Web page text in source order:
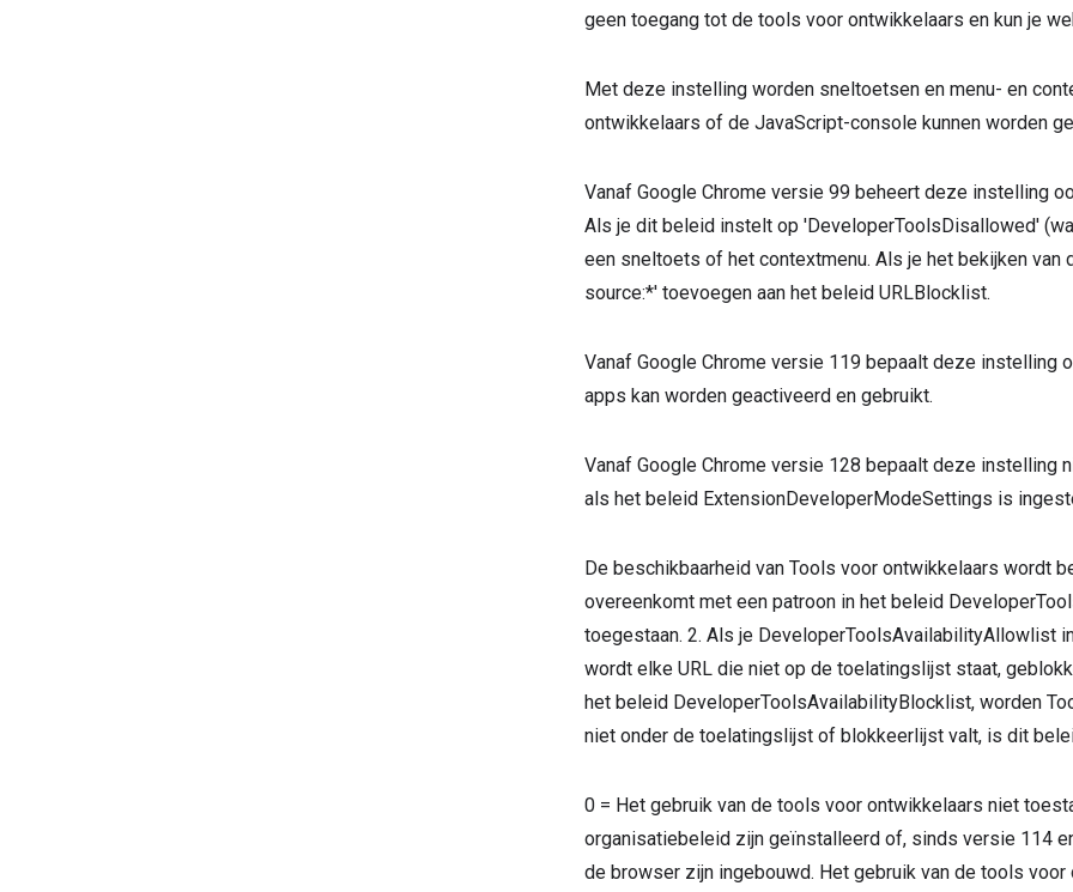
geen toegang tot de tools voor ontwikkelaars en kun je
Met deze instelling worden sneltoetsen en menu- en
ontwikkelaars of de JavaScript-console kunnen worden
Vanaf Google Chrome versie 99 beheert deze instelling
Als je dit beleid instelt op 'DeveloperToolsDisallowed'
een sneltoets of het contextmenu. Als je het bekijken
source:*' toevoegen aan het beleid URLBlocklist.
Vanaf Google Chrome versie 119 bepaalt deze
apps kan worden geactiveerd en gebruikt.
Vanaf Google Chrome versie 128 bepaalt deze instelling
als het beleid ExtensionDeveloperModeSettings is
De beschikbaarheid van Tools voor ontwikkelaars wordt
overeenkomt met een patroon in het beleid
toegestaan. 2. Als je DeveloperToolsAvailabilityAllowlist
wordt elke URL die niet op de toelatingslijst staat,
het beleid DeveloperToolsAvailabilityBlocklist, worden
niet onder de toelatingslijst of blokkeerlijst valt, is dit
0 = Het gebruik van de tools voor ontwikkelaars niet
organisatiebeleid zijn geïnstalleerd of, sinds versie 114
de browser zijn ingebouwd. Het gebruik van de tools